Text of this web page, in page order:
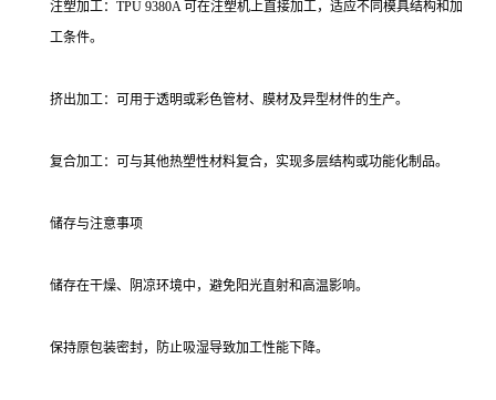
注塑加工：TPU 9380A 可在注塑机上直接加工，适应不同模具结构和加
工条件。
挤出加工：可用于透明或彩色管材、膜材及异型材件的生产。
复合加工：可与其他热塑性材料复合，实现多层结构或功能化制品。
储存与注意事项
储存在干燥、阴凉环境中，避免阳光直射和高温影响。
保持原包装密封，防止吸湿导致加工性能下降。